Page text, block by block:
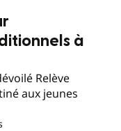
à
Relève
aux jeunes